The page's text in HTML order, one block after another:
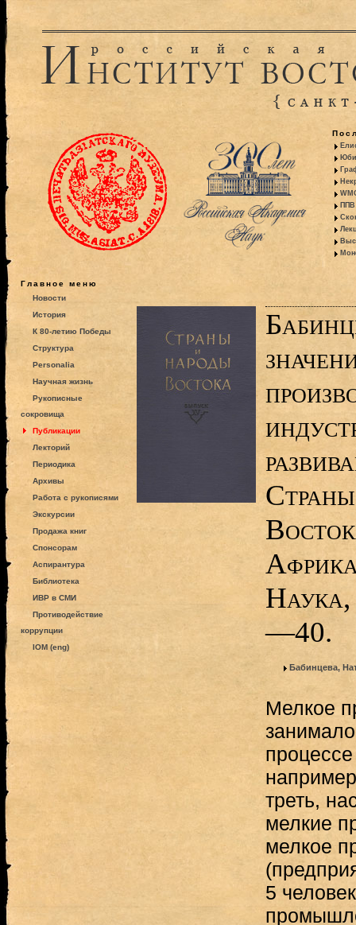
ППВ
Главное меню
Новости
История
К 80-летию Победы
Структура
Personalia
Научная жизнь
Рукописные
сокровища
Публикации
Лекторий
Периодика
Архивы
Работа с рукописями
Экскурсии
Продажа книг
Спонсорам
Аспирантура
Библиотека
ИВР в СМИ
Противодействие
коррупции
IOM (eng)
—40.
Бабинцева,
Мелкое
треть,
мелкие
мелкое
5